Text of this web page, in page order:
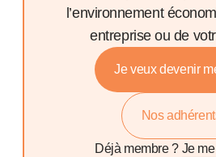
l’environnement
entreprise ou de
Je veux devenir
Nos
Déjà membre ? Je